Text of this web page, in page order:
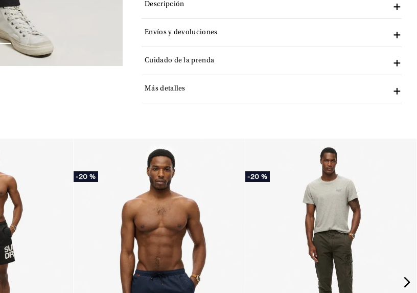
Descripción
Envíos y devoluciones
Cuidado de la prenda
Más detalles
-20 % -20 %